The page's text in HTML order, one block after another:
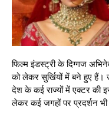
फिल्म इंडस्ट्री के दिग्गज
को लेकर सुर्खियों में बने हुए हैं।
देश के कई राज्यों में एक्टर की
लेकर कई जगहों पर प्रदर्शन भी